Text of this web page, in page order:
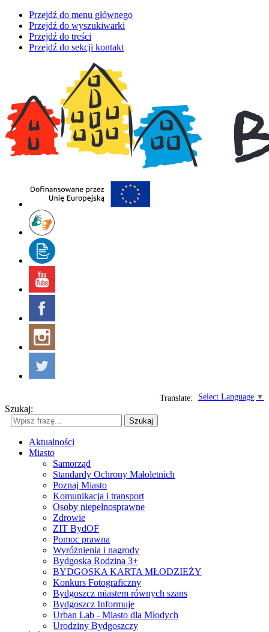
Przejdź do menu głównego
Przejdź do wyszukiwarki
Przejdź do treści
Przejdź do sekcji kontakt
Select Language ▼
Translate:
Szukaj:
Szukaj
Aktualności
Miasto
Samorząd
Standardy Ochrony Małoletnich
Poznaj Miasto
Komunikacja i transport
Osoby niepełnosprawne
Zdrowie
ZIT BydOF
Pomoc prawna
Wyróżnienia i nagrody
Bydgoska Rodzina 3+
BYDGOSKA KARTA MŁODZIEŻY
Konkurs Fotograficzny
Bydgoszcz miastem równych szans
Bydgoszcz Informuje
Urban Lab - Miasto dla Młodych
Urodziny Bydgoszczy